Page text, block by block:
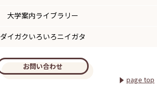
大学案内ライブラリー
ダイガクいろいろニイガタ
お問い合わせ
page top